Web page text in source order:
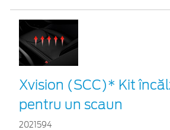
Xvision (SCC)* Kit
pentru un scaun
2021594